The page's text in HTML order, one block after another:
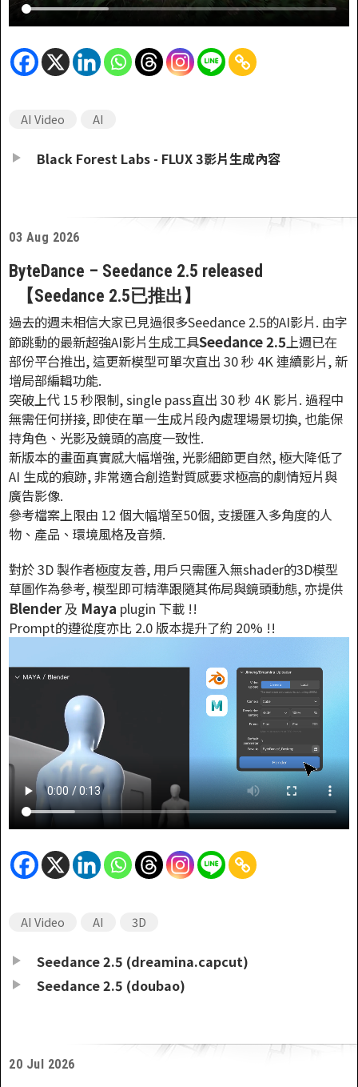
AI Video AI
Black Forest Labs - FLUX 3影片生成內容
03 Aug 2026
ByteDance – Seedance 2.5 released
【Seedance 2.5已推出】
過去的週未相信大家已見過很多Seedance 2.5的AI影片. 由字
節跳動的最新超強AI影片生成工具Seedance 2.5上週已在
部份平台推出, 這更新模型可單次直出 30 秒 4K 連續影片, 新
增局部編輯功能.
突破上代 15 秒限制, single pass直出 30 秒 4K 影片. 過程中
無需任何拼接, 即使在單一生成片段內處理場景切換, 也能保
持角色、光影及鏡頭的高度一致性.
新版本的畫面真實感大幅增強, 光影細節更自然, 極大降低了
AI 生成的痕跡, 非常適合創造對質感要求極高的劇情短片與
廣告影像.
參考檔案上限由 12 個大幅增至50個, 支援匯入多角度的人
物、產品、環境風格及音頻.
對於 3D 製作者極度友善, 用戶只需匯入無shader的3D模型
草圖作為參考, 模型即可精準跟隨其佈局與鏡頭動態, 亦提供
Blender及 Maya plugin 下載 !!
Prompt的遵從度亦比 2.0 版本提升了約 20% !!
AI Video AI 3D
Seedance 2.5 (dreamina.capcut)
Seedance 2.5 (doubao)
20 Jul 2026